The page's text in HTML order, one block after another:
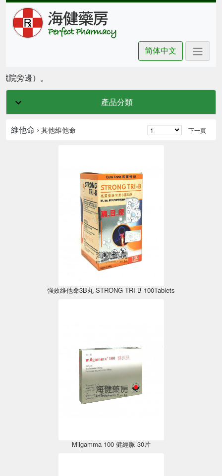
简体中文
旁邊）。
產品分類
維他命 › 其他維他命 下一頁
強效維他命3B丸 STRONG TRI-B 100Tablets
Milgamma 100 健經脈 30片